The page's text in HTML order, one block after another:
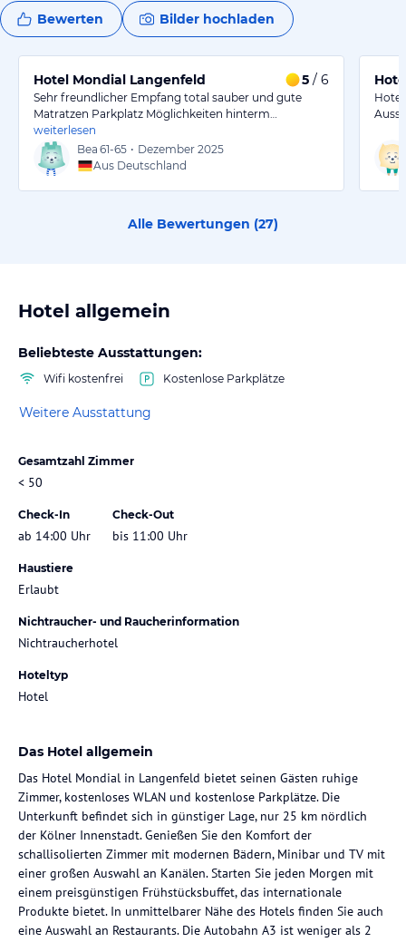
Bewerten Bilder hochladen
Hotel Mondial Langenfeld 5 / 6
Sehr freundlicher Empfang total sauber und gute
Matratzen Parkplatz Möglichkeiten hinterm…
weiterlesen
Bea 61-65 • Dezember 2025
Aus Deutschland
Alle Bewertungen (27)
Hotel allgemein
Beliebteste Ausstattungen:
Wifi kostenfrei Kostenlose Parkplätze
Weitere Ausstattung
Gesamtzahl Zimmer
< 50
Check-In
ab 14:00 Uhr
Check-Out
bis 11:00 Uhr
Haustiere
Erlaubt
Nichtraucher- und Raucherinformation
Nichtraucherhotel
Hoteltyp
Hotel
Das Hotel allgemein
Das Hotel Mondial in Langenfeld bietet seinen Gästen ruhige
Zimmer, kostenloses WLAN und kostenlose Parkplätze. Die
Unterkunft befindet sich in günstiger Lage, nur 25 km nördlich
der Kölner Innenstadt. Genießen Sie den Komfort der
schallisolierten Zimmer mit modernen Bädern, Minibar und TV mit
einer großen Auswahl an Kanälen. Starten Sie jeden Morgen mit
einem preisgünstigen Frühstücksbuffet, das internationale
Produkte bietet. In unmittelbarer Nähe des Hotels finden Sie auch
eine Auswahl an Restaurants. Die Autobahn A3 ist weniger als 2